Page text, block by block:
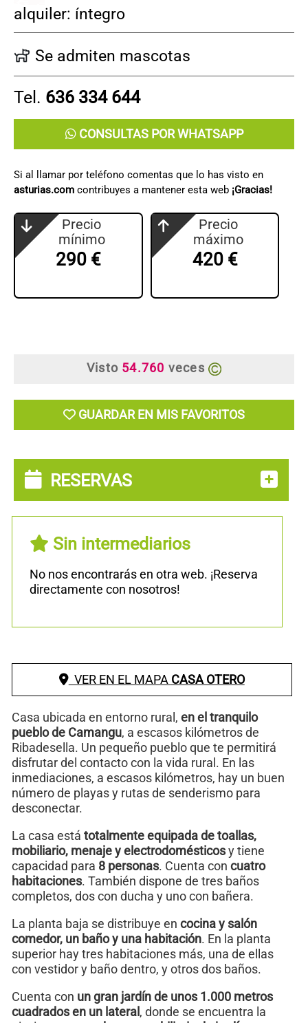
alquiler: íntegro
Se admiten mascotas
Tel. 636 334 644
CONSULTAS POR WHATSAPP
Si al llamar por teléfono comentas que lo has visto en
asturias.com contribuyes a mantener esta web ¡Gracias!
Precio
mínimo
290 €
Precio
máximo
420 €
Visto 54.760 veces
GUARDAR EN MIS FAVORITOS
RESERVAS
Sin intermediarios
No nos encontrarás en otra web. ¡Reserva
directamente con nosotros!
VER EN EL MAPA CASA OTERO
Casa ubicada en entorno rural, en el tranquilo
pueblo de Camangu, a escasos kilómetros de
Ribadesella. Un pequeño pueblo que te permitirá
disfrutar del contacto con la vida rural. En las
inmediaciones, a escasos kilómetros, hay un buen
número de playas y rutas de senderismo para
desconectar.
La casa está totalmente equipada de toallas,
mobiliario, menaje y electrodomésticosy tiene
capacidad para 8 personas. Cuenta con cuatro
habitaciones. También dispone de tres baños
completos, dos con ducha y uno con bañera.
La planta baja se distribuye en cocina y salón
comedor, un baño y una habitación. En la planta
superior hay tres habitaciones más, una de ellas
con vestidor y baño dentro, y otros dos baños.
Cuenta con un gran jardín de unos 1.000 metros
cuadrados en un lateral, donde se encuentra la